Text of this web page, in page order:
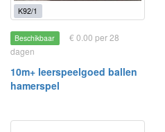
K92/1
Beschikbaar
€ 0.00 per 28
dagen
10m+ leerspeelgoed ballen
hamerspel